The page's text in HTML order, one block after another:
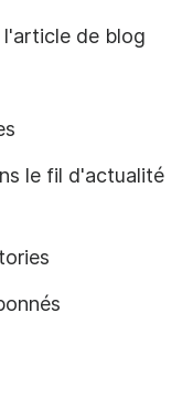
de blog
le fil d'actualité